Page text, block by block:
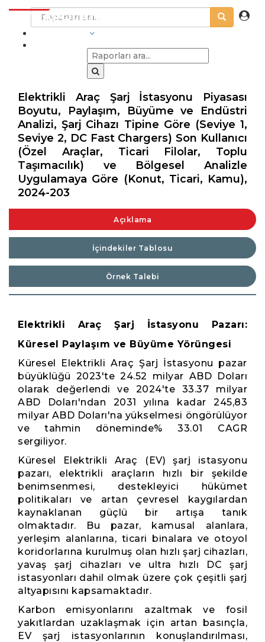
Elektrikli Araç Şarj İstasyonu Piyasası
Boyutu, Paylaşım, Büyüme ve Endüstri
Analizi, Şarj Cihazı Tipine Göre (Seviye 1,
Seviye 2, DC Fast Chargers) Son Kullanıcı
(Özel Araçlar, Ticari Filolar, Toplu
Taşımacılık) ve Bölgesel Analizle
Uygulamaya Göre (Konut, Ticari, Kamu),
2024-203
Açıklama
İçindekiler Tablosu
Örnek Talebi
Elektrikli Araç Şarj İstasyonu Pazarı:
Küresel Paylaşım ve Büyüme Yörüngesi
Küresel Elektrikli Araç Şarj İstasyonu pazar
büyüklüğü 2023'te 24.52 milyar ABD Doları
olarak değerlendi ve 2024'te 33.37 milyar
ABD Doları'ndan 2031 yılına kadar 245,83
milyar ABD Doları'na yükselmesi öngörülüyor
ve tahmin döneminde% 33.01 CAGR
sergiliyor.
Küresel Elektrikli Araç (EV) şarj istasyonu
pazarı, elektrikli araçların hızlı bir şekilde
benimsenmesi, destekleyici hükümet
politikaları ve artan çevresel kaygılardan
kaynaklanan güçlü bir artışa tanık
olmaktadır. Bu pazar, kamusal alanlara,
yerleşim alanlarına, ticari binalara ve otoyol
koridorlarına kurulmuş olan hızlı şarj cihazları,
yavaş şarj cihazları ve ultra hızlı DC şarj
istasyonları dahil olmak üzere çok çeşitli şarj
altyapısını kapsamaktadır.
Karbon emisyonlarını azaltmak ve fosil
yakıtlardan uzaklaşmak için artan basınçla,
EV şarj istasyonlarının konuşlandırılması,